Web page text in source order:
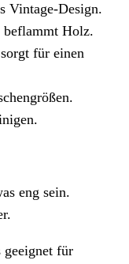
Vintage-Design.
beflammt Holz.
für einen
eng sein.
geeignet für